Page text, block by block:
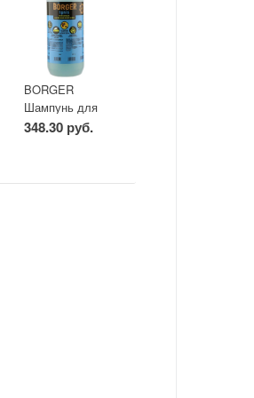
BORGER
Шампунь для
бесконтактной
348.30 руб.